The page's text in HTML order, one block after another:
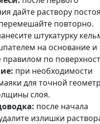
дайте раствору
повторно.
штукатурку
на основание и
правилом по
при необходимости
для точной
слоя.
после начала
излишки